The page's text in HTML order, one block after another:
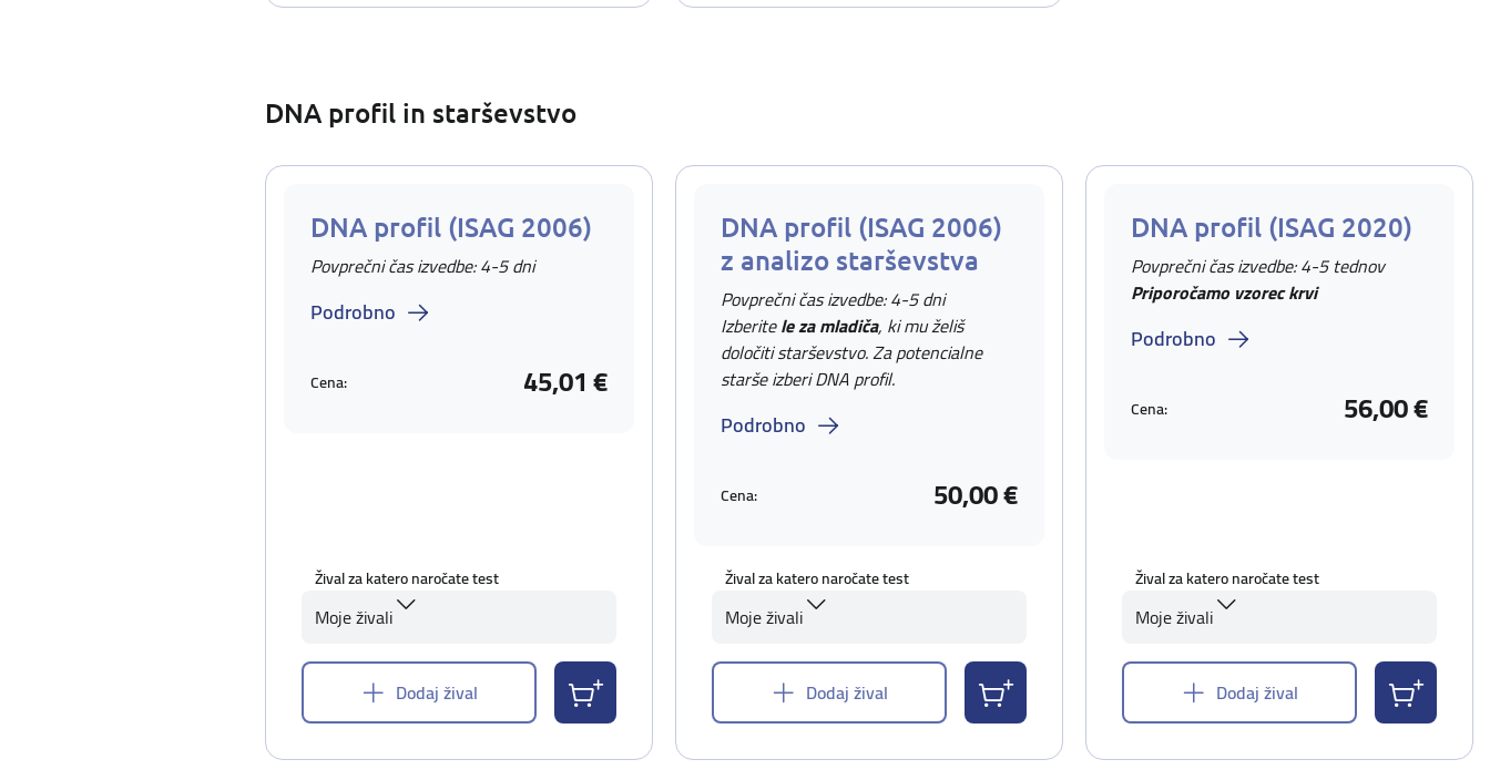
DNA profil in starševstvo
DNA profil (ISAG 2006)
Povprečni čas izvedbe: 4-5 dni
Podrobno
Cena: 45,01 €
Žival za katero naročate test
Moje živali
Dodaj žival
DNA profil (ISAG 2006)
z analizo starševstva
Povprečni čas izvedbe: 4-5 dni
Izberitele za mladiča, ki mu želiš
določiti starševstvo. Za potencialne
starše izberi DNA profil.
Podrobno
Cena: 50,00 €
Žival za katero naročate test
Moje živali
Dodaj žival
DNA profil (ISAG 2020)
Povprečni čas izvedbe: 4-5 tednov
Priporočamo vzorec krvi
Podrobno
Cena: 56,00 €
Žival za katero naročate test
Moje živali
Dodaj žival